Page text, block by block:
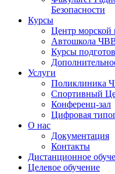
Безопасности
Курсы
Центр морской
Автошкола
Курсы
Услуги
Поликлиника
Спортивный
Конференц-зал
Цифровая
О нас
Документация
Контакты
Дистанционное
Целевое обучение